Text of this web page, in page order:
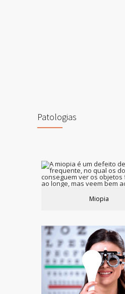
Patologias
Miopia